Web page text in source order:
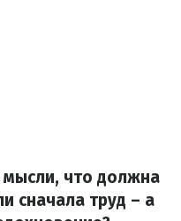
мысли, что должна
сначала труд – а